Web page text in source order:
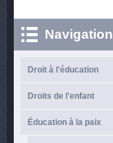
Navigation
Droit à l'éducation
Droits de l'enfant
Éducation à la paix